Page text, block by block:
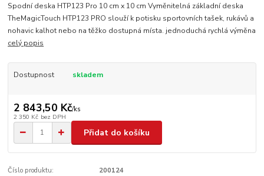
Spodní deska HTP123 Pro 10 cm x 10 cm Vyměnitelná základní deska
TheMagicTouch HTP123 PRO slouží k potisku sportovních tašek, rukávů a
nohavic kalhot nebo na těžko dostupná místa. jednoduchá rychlá výměna
celý popis
Dostupnost skladem
2 843,50 Kč/ks
2 350 Kč bez DPH
Přidat do košíku
Číslo produktu: 200124